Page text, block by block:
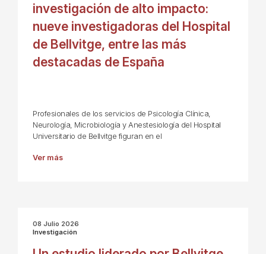
investigación de alto impacto:
nueve investigadoras del Hospital
de Bellvitge, entre las más
destacadas de España
Profesionales de los servicios de Psicología Clínica,
Neurología, Microbiología y Anestesiología del Hospital
Universitario de Bellvitge figuran en el
Ver más
08 Julio 2026
Investigación